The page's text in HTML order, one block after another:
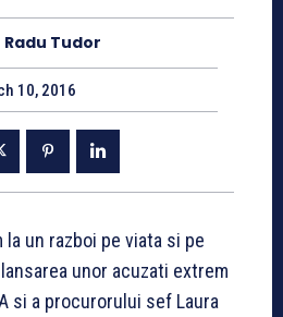
Radu Tudor
10, 2016
un razboi pe viata si pe
unor acuzati extrem
si a procurorului sef Laura